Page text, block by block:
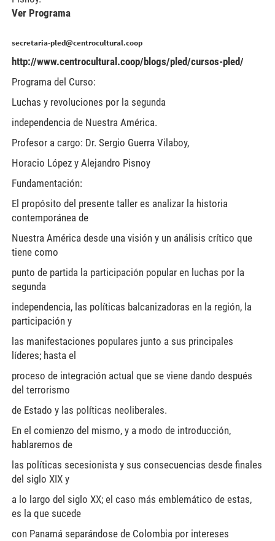
Ver Programa
secretaria-pled@centrocultural.coop
http://www.centrocultural.coop/blogs/pled/cursos-pled/
Programa del Curso:
Luchas y revoluciones por la segunda
independencia de Nuestra América.
Profesor a cargo: Dr. Sergio Guerra Vilaboy,
Horacio López y Alejandro Pisnoy
Fundamentación:
El propósito del presente taller es analizar la historia
contemporánea de
Nuestra América desde una visión y un análisis crítico que
tiene como
punto de partida la participación popular en luchas por la
segunda
independencia, las políticas balcanizadoras en la región, la
participación y
las manifestaciones populares junto a sus principales
líderes; hasta el
proceso de integración actual que se viene dando después
del terrorismo
de Estado y las políticas neoliberales.
En el comienzo del mismo, y a modo de introducción,
hablaremos de
las políticas secesionista y sus consecuencias desde finales
del siglo XIX y
a lo largo del siglo XX; el caso más emblemático de estas,
es la que sucede
con Panamá separándose de Colombia por intereses